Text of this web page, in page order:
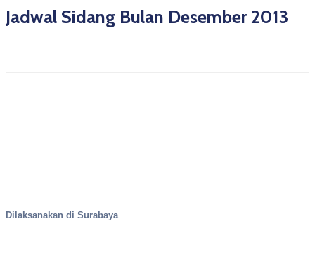
Jadwal Sidang Bulan Desember 2013
Dilaksanakan di Surabaya